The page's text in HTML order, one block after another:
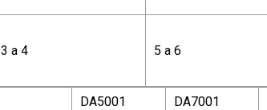
3 a 4 5 a 6
DA5001 DA7001